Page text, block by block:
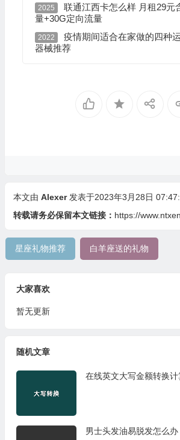
2025
联通江西卡怎么样 月租29元
量+30G定向流量
2022
疫情期间适合在家做的四种
器械推荐
本文由 Alexer 发表于2023年3月28日
转载请务必保留本文链接： https://
星座礼物推荐 白羊座送的礼物
大家喜欢
暂无更新
随机文章
在线英文大写金额转换计
男士头发油易脱发怎么